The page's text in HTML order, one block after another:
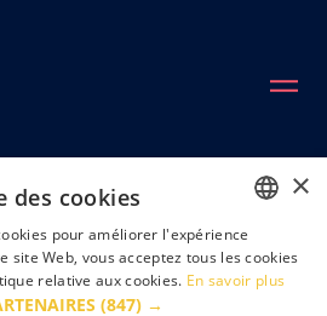
ENGLISH
×
des cookies
pour améliorer l'expérience
site Web, vous acceptez tous les cookies
relative aux cookies. En savoir plus
(847) →